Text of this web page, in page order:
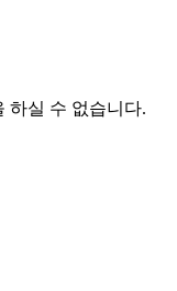
하실 수 없습니다.